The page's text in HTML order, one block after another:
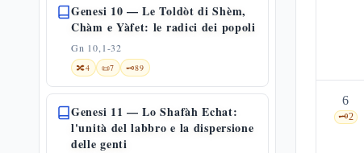
Genesi 10 — Le Toldòt di Shèm,
Chàm e Yàfet: le radici dei popoli
Gn 10,1-32
🔀4 📜7 🗝️89
Genesi 11 — Lo Shafàh Echat:
l'unità del labbro e la dispersione
delle genti
6
🗝️2